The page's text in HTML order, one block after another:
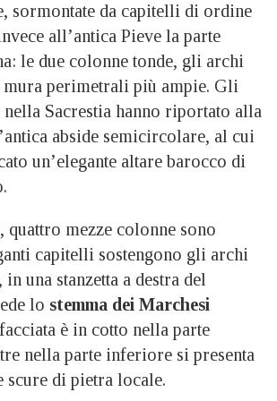
sormontate da capitelli di ordine
all’antica Pieve la parte
le due colonne tonde, gli archi
mura perimetrali più ampie. Gli
Sacrestia hanno riportato alla
abside semicircolare, al cui
un’elegante altare barocco di
mezze colonne sono
capitelli sostengono gli archi
una stanzetta a destra del
lo stemma dei Marchesi
è in cotto nella parte
nella parte inferiore si presenta
scure di pietra locale.